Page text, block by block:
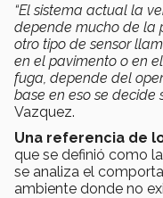
“El sistema actual la
depende mucho de la
otro tipo de sensor
en el pavimento o en
fuga, depende del
base en eso se decide
Vazquez.
Una referencia de
que se definió como
se analiza el
ambiente donde no